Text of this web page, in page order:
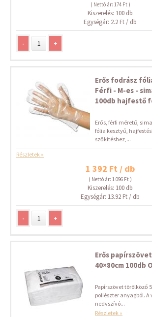
( Nettó ár: 174 Ft )
Kiszerelés: 100 db
Egységár: 2.2 Ft / db
- +
Erős fodrász
Férfi - M-es -
100db hajfestő
Erős, férfi méretű,
fólia kesztyű,
szőkítéshez,...
Részletek »
1 392 Ft / db
( Nettó ár: 1 096 Ft )
Kiszerelés: 100 db
Egységár: 13.92 Ft / db
- +
Erős
40×80cm 100db
Papírszövet törölköző
poliészter anyagból.
nedvszívó...
Részletek »